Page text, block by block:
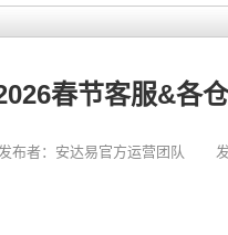
春节客服&各
发布者：安达易官方运营团队